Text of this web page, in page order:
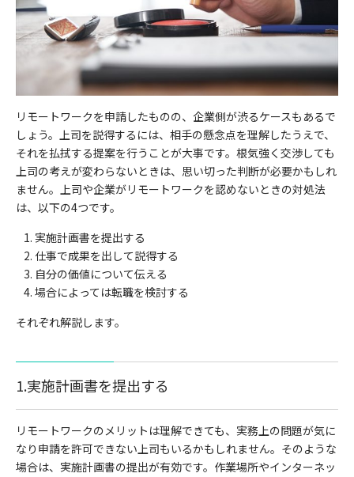
リモートワークを申請したものの、企業側が渋るケースもあるで
しょう。上司を説得するには、相手の懸念点を理解したうえで、
それを払拭する提案を行うことが大事です。根気強く交渉しても
上司の考えが変わらないときは、思い切った判断が必要かもしれ
ません。上司や企業がリモートワークを認めないときの対処法
は、以下の4つです。
実施計画書を提出する
仕事で成果を出して説得する
自分の価値について伝える
場合によっては転職を検討する
それぞれ解説します。
1.実施計画書を提出する
リモートワークのメリットは理解できても、実務上の問題が気に
なり申請を許可できない上司もいるかもしれません。そのような
場合は、実施計画書の提出が有効です。作業場所やインターネッ